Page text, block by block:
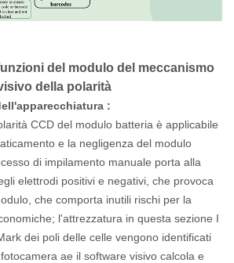
del modulo del meccanismo
della polarità
:
CCD del modulo batteria è applicabile
e la negligenza del modulo
di impilamento manuale porta alla
elettrodi positivi e negativi, che provoca
che comporta inutili rischi per la
l'attrezzatura in questa sezione I
dei poli delle celle vengono identificati
ae il software visivo calcola e